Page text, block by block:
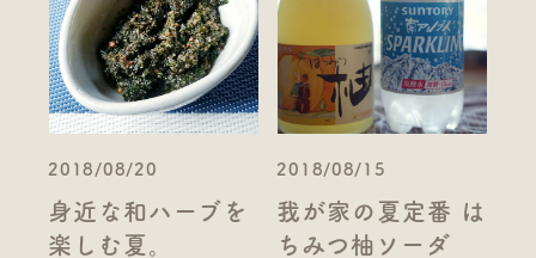
2018/08/20
身近な和ハーブを
楽しむ夏。
2018/08/15
我が家の夏定番 は
ちみつ柚ソーダ